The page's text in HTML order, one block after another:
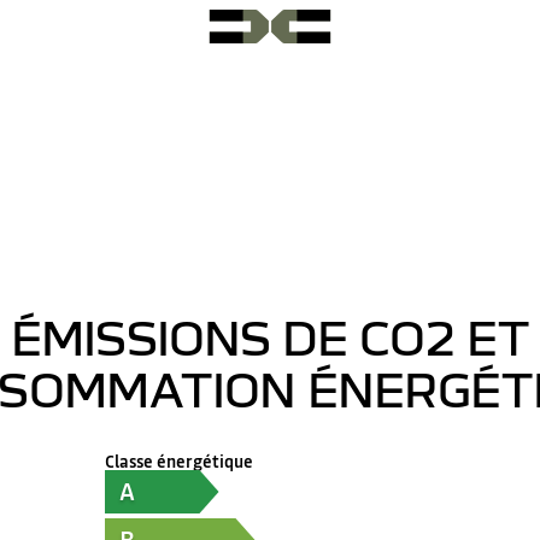
ÉMISSIONS DE CO2 ET
Classe énergétique
A